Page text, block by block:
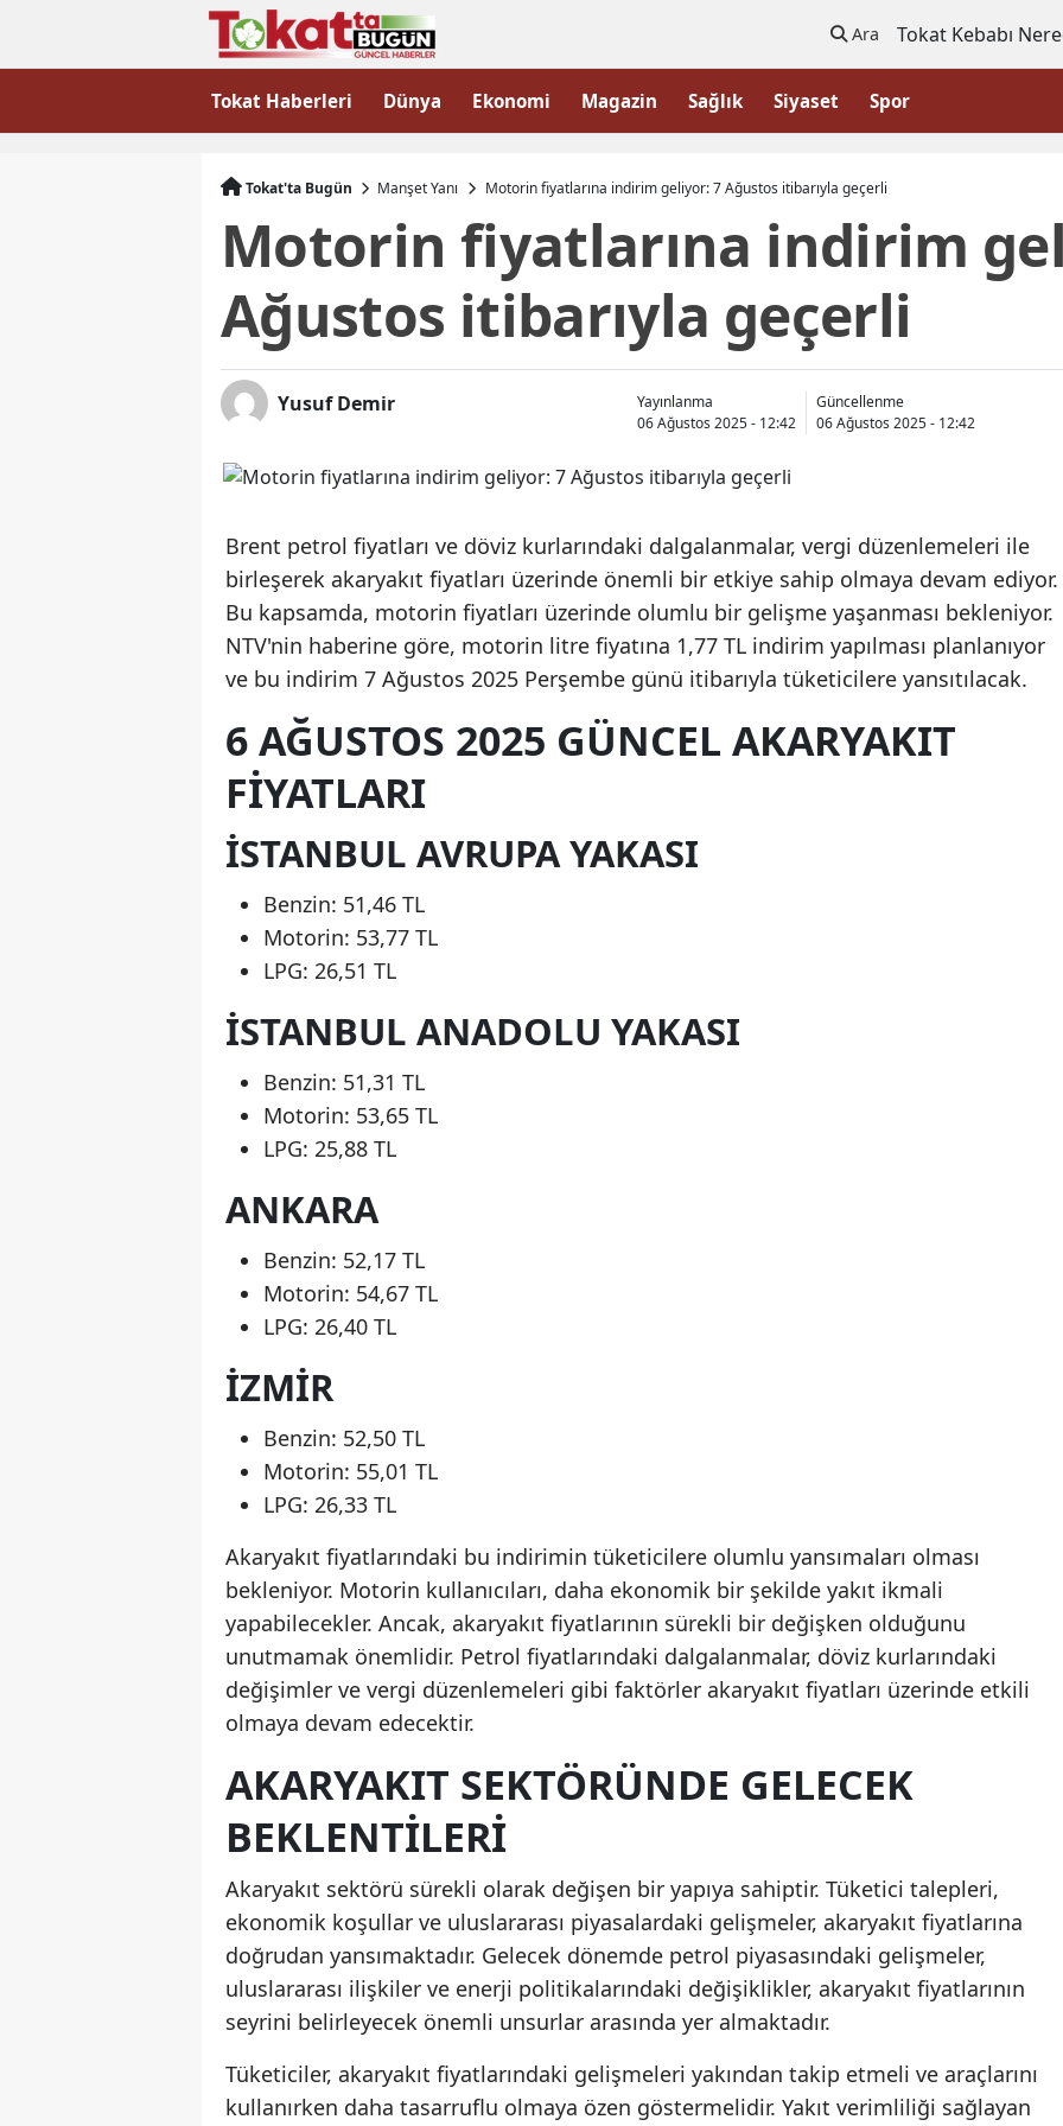
Ara Tokat Kebabı
Tokat Haberleri Dünya Ekonomi Magazin Sağlık Siyaset Spor
Tokat'ta Bugün Manşet Yanı Motorin fiyatlarına indirim geliyor: 7 Ağustos itibarıyla geçerli
Motorin fiyatlarına indirim
Ağustos itibarıyla geçerli
Yusuf Demir
Yayınlanma
06 Ağustos 2025 - 12:42
Güncellenme
06 Ağustos 2025 - 12:42
Brent petrol fiyatları ve döviz kurlarındaki dalgalanmalar, vergi düzenlemeleri ile
birleşerek akaryakıt fiyatları üzerinde önemli bir etkiye sahip olmaya devam ediyor.
Bu kapsamda, motorin fiyatları üzerinde olumlu bir gelişme yaşanması bekleniyor.
NTV'nin haberine göre, motorin litre fiyatına 1,77 TL indirim yapılması planlanıyor
ve bu indirim 7 Ağustos 2025 Perşembe günü itibarıyla tüketicilere yansıtılacak.
6 AĞUSTOS 2025 GÜNCEL AKARYAKIT
FIYATLARI
İSTANBUL AVRUPA YAKASI
Benzin: 51,46 TL
Motorin: 53,77 TL
LPG: 26,51 TL
İSTANBUL ANADOLU YAKASI
Benzin: 51,31 TL
Motorin: 53,65 TL
LPG: 25,88 TL
ANKARA
Benzin: 52,17 TL
Motorin: 54,67 TL
LPG: 26,40 TL
İZMIR
Benzin: 52,50 TL
Motorin: 55,01 TL
LPG: 26,33 TL
Akaryakıt fiyatlarındaki bu indirimin tüketicilere olumlu yansımaları olması
bekleniyor. Motorin kullanıcıları, daha ekonomik bir şekilde yakıt ikmali
yapabilecekler. Ancak, akaryakıt fiyatlarının sürekli bir değişken olduğunu
unutmamak önemlidir. Petrol fiyatlarındaki dalgalanmalar, döviz kurlarındaki
değişimler ve vergi düzenlemeleri gibi faktörler akaryakıt fiyatları üzerinde etkili
olmaya devam edecektir.
AKARYAKIT SEKTÖRÜNDE GELECEK
BEKLENTILERI
Akaryakıt sektörü sürekli olarak değişen bir yapıya sahiptir. Tüketici talepleri,
ekonomik koşullar ve uluslararası piyasalardaki gelişmeler, akaryakıt fiyatlarına
doğrudan yansımaktadır. Gelecek dönemde petrol piyasasındaki gelişmeler,
uluslararası ilişkiler ve enerji politikalarındaki değişiklikler, akaryakıt fiyatlarının
seyrini belirleyecek önemli unsurlar arasında yer almaktadır.
Tüketiciler, akaryakıt fiyatlarındaki gelişmeleri yakından takip etmeli ve araçlarını
kullanırken daha tasarruflu olmaya özen göstermelidir. Yakıt verimliliği sağlayan